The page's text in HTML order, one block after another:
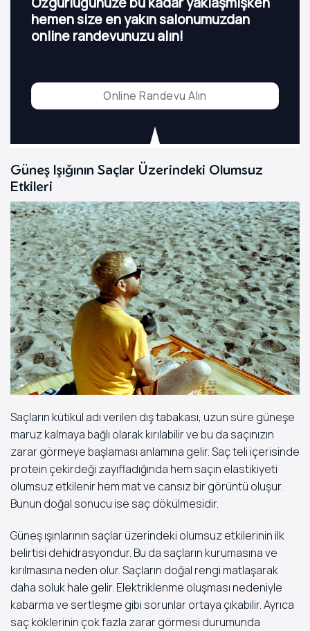
hemen size en yakın salonumuzdan
online randevunuzu alın!
Online Randevu Alın
Güneş Işığının Saçlar Üzerindeki Olumsuz
Etkileri
Saçların kütikül adı verilen dış tabakası, uzun süre güneşe
maruz kalmaya bağlı olarak kırılabilir ve bu da saçınızın
zarar görmeye başlaması anlamına gelir. Saç teli içerisinde
protein çekirdeği zayıfladığında hem saçın elastikiyeti
olumsuz etkilenir hem mat ve cansız bir görüntü oluşur.
Bunun doğal sonucu ise saç dökülmesidir.
Güneş ışınlarının saçlar üzerindeki olumsuz etkilerinin ilk
belirtisi dehidrasyondur. Bu da saçların kurumasına ve
kırılmasına neden olur. Saçların doğal rengi matlaşarak
daha soluk hale gelir. Elektriklenme oluşması nedeniyle
kabarma ve sertleşme gibi sorunlar ortaya çıkabilir. Ayrıca
saç köklerinin çok fazla zarar görmesi durumunda